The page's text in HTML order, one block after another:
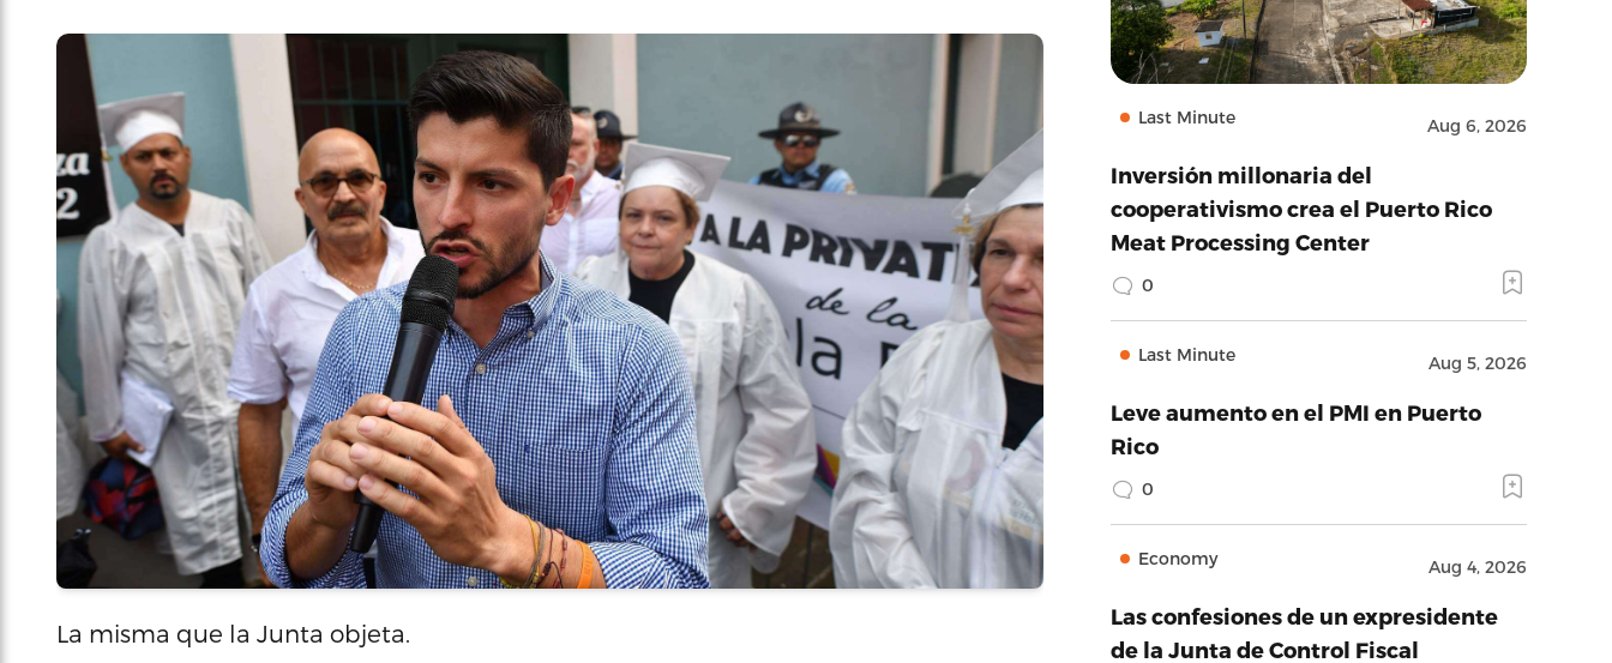
La misma que la Junta objeta.
Last Minute Aug 6, 2026
Inversión millonaria del
cooperativismo crea el Puerto Rico
Meat Processing Center
0
Last Minute Aug 5, 2026
Leve aumento en el PMI en Puerto
Rico
0
Economy Aug 4, 2026
Las confesiones de un expresidente
de la Junta de Control Fiscal